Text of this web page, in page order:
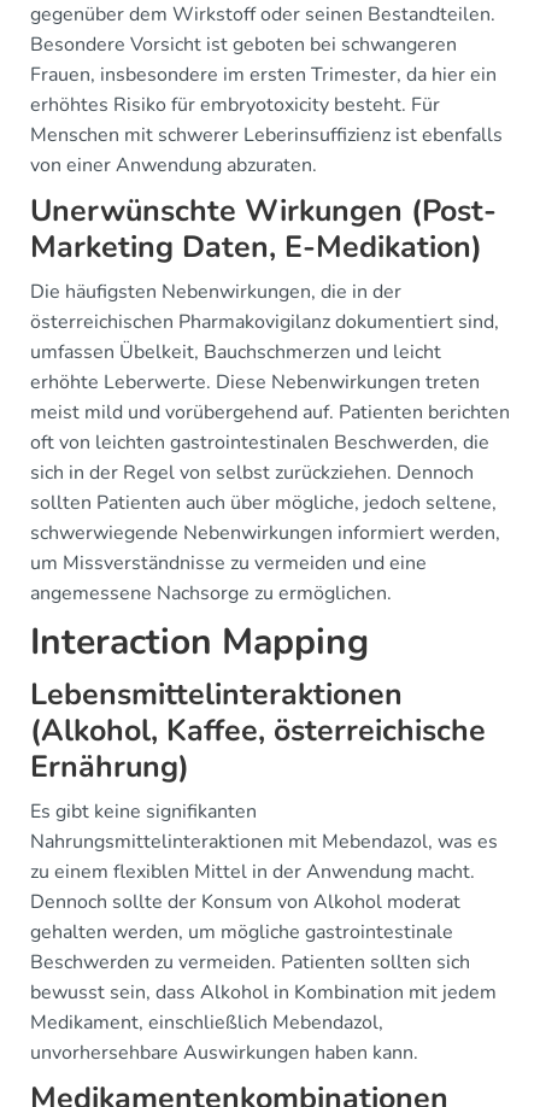
gegenüber dem Wirkstoff oder seinen Bestandteilen.
Besondere Vorsicht ist geboten bei schwangeren
Frauen, insbesondere im ersten Trimester, da hier ein
erhöhtes Risiko für embryotoxicity besteht. Für
Menschen mit schwerer Leberinsuffizienz ist ebenfalls
von einer Anwendung abzuraten.
Unerwünschte Wirkungen (Post-
Marketing Daten, E-Medikation)
Die häufigsten Nebenwirkungen, die in der
österreichischen Pharmakovigilanz dokumentiert sind,
umfassen Übelkeit, Bauchschmerzen und leicht
erhöhte Leberwerte. Diese Nebenwirkungen treten
meist mild und vorübergehend auf. Patienten berichten
oft von leichten gastrointestinalen Beschwerden, die
sich in der Regel von selbst zurückziehen. Dennoch
sollten Patienten auch über mögliche, jedoch seltene,
schwerwiegende Nebenwirkungen informiert werden,
um Missverständnisse zu vermeiden und eine
angemessene Nachsorge zu ermöglichen.
Interaction Mapping
Lebensmittelinteraktionen
(Alkohol, Kaffee, österreichische
Ernährung)
Es gibt keine signifikanten
Nahrungsmittelinteraktionen mit Mebendazol, was es
zu einem flexiblen Mittel in der Anwendung macht.
Dennoch sollte der Konsum von Alkohol moderat
gehalten werden, um mögliche gastrointestinale
Beschwerden zu vermeiden. Patienten sollten sich
bewusst sein, dass Alkohol in Kombination mit jedem
Medikament, einschließlich Mebendazol,
unvorhersehbare Auswirkungen haben kann.
Medikamentenkombinationen